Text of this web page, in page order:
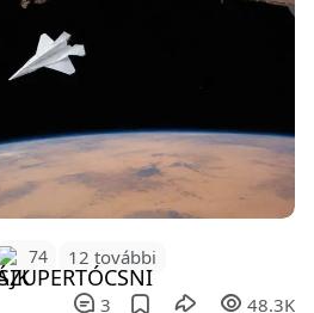
74 12 további
3 48.3K